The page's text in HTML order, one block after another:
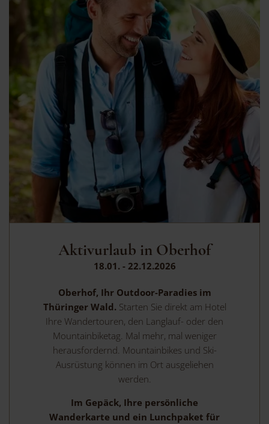
Aktivurlaub in Oberhof
18.01. - 22.12.2026
Oberhof, Ihr Outdoor-Paradies im
Thüringer Wald. Starten Sie direkt am Hotel
Ihre Wandertouren, den Langlauf- oder den
Mountainbiketag. Mal mehr, mal weniger
herausfordernd. Mountainbikes und Ski-
Ausrüstung können im Ort ausgeliehen
werden.
Im Gepäck, Ihre persönliche
Wanderkarte und ein Lunchpaket für